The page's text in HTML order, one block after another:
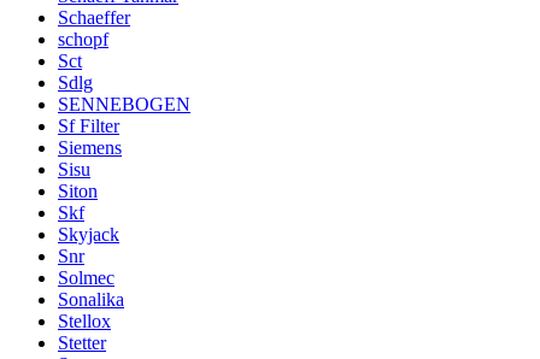
Schaeffer
schopf
Sct
Sdlg
SENNEBOGEN
Sf Filter
Siemens
Sisu
Siton
Skf
Skyjack
Snr
Solmec
Sonalika
Stellox
Stetter